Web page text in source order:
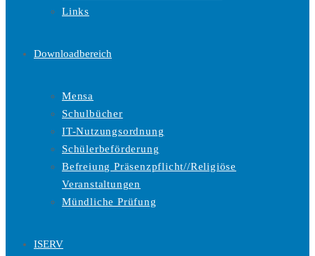
Links
Downloadbereich
Mensa
Schulbücher
IT-Nutzungsordnung
Schülerbeförderung
Befreiung Präsenzpflicht//Religiöse
Veranstaltungen
Mündliche Prüfung
ISERV